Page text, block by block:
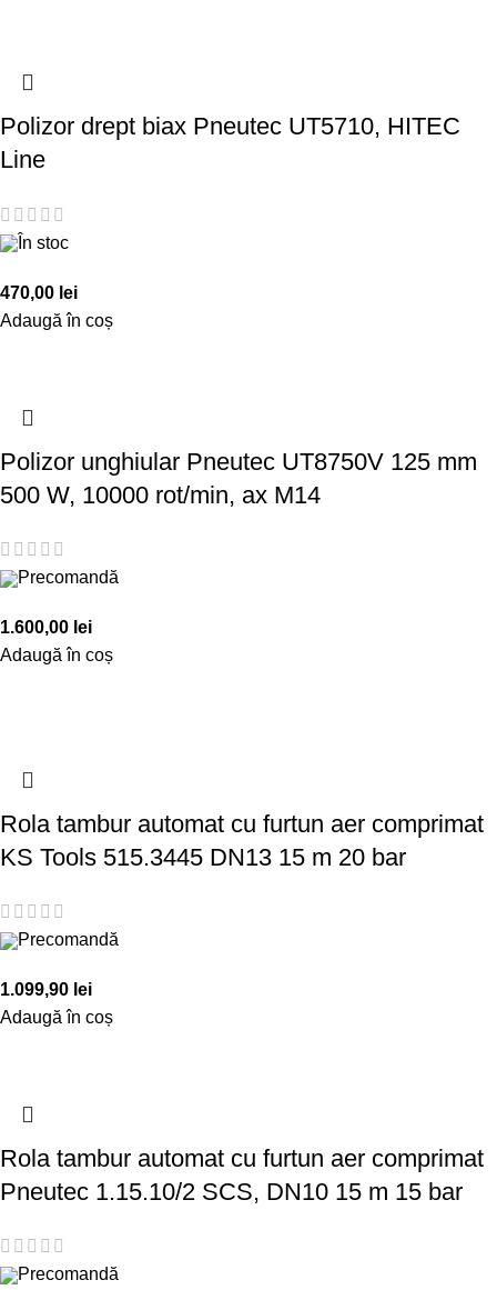
Polizor drept biax Pneutec UT5710, HITEC
Line
În stoc
470,00 lei
Adaugă în coș
Polizor unghiular Pneutec UT8750V 125 mm
500 W, 10000 rot/min, ax M14
Precomandă
1.600,00 lei
Adaugă în coș
Rola tambur automat cu furtun aer comprimat
KS Tools 515.3445 DN13 15 m 20 bar
Precomandă
1.099,90 lei
Adaugă în coș
Rola tambur automat cu furtun aer comprimat
Pneutec 1.15.10/2 SCS, DN10 15 m 15 bar
Precomandă